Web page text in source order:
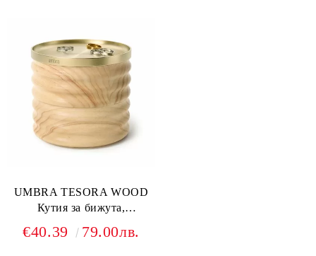
UMBRA TESORA WOOD
Кутия за бижута,
€40.39 79.00лв.